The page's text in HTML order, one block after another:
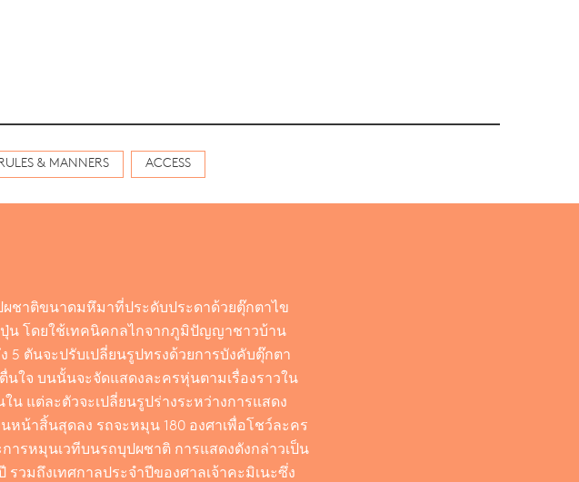
& MANNERS ACCESS
ชาติขนาดมหึมาที่ประดับประดาด้วยตุ๊กตาไข
น โดยใช้เทคนิคกลไกจากภูมิปัญญาชาวบ้าน
5 ตันจะปรับเปลี่ยนรูปทรงด้วยการบังคับตุ๊กตา
นใจ บนนั้นจะจัดแสดงละครหุ่นตามเรื่องราวใน
แต่ละตัวจะเปลี่ยนรูปร่างระหว่างการแสดง
หน้าสิ้นสุดลง รถจะหมุน 180 องศาเพื่อโชว์ละคร
รหมุนเวทีบนรถบุปผชาติ การแสดงดังกล่าวเป็น
วมถึงเทศกาลประจำปีของศาลเจ้าคะมิเนะซึ่ง